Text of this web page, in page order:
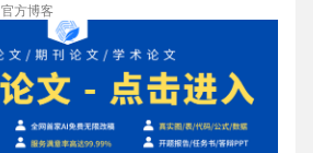
官方博客